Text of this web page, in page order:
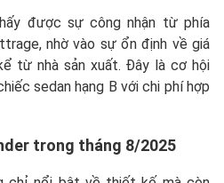
được sự công nhận từ phía
nhờ vào sự ổn định về giá
từ nhà sản xuất. Đây là cơ hội
sedan hạng B với chi phí hợp
trong tháng 8/2025